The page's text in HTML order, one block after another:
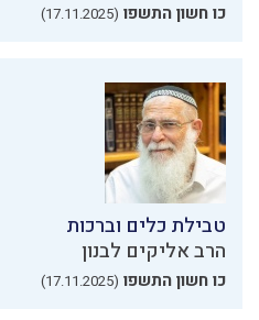
כו חשון התשפו (17.11.2025)
טבילת כלים וברכות
הרב אליקים לבנון
כו חשון התשפו (17.11.2025)